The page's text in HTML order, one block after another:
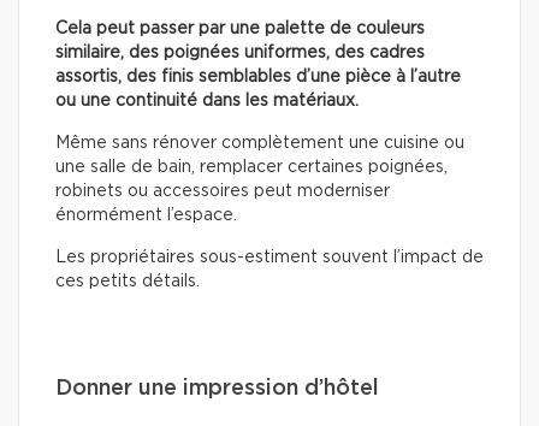
Cela peut passer par une palette de couleurs
similaire, des poignées uniformes, des cadres
assortis, des finis semblables d’une pièce à l’autre
ou une continuité dans les matériaux.
Même sans rénover complètement une cuisine ou
une salle de bain, remplacer certaines poignées,
robinets ou accessoires peut moderniser
énormément l’espace.
Les propriétaires sous-estiment souvent l’impact de
ces petits détails.
Donner une impression d’hôtel